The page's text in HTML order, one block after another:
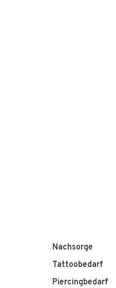
Nachsorge
Tattoobedarf
Piercingbedarf